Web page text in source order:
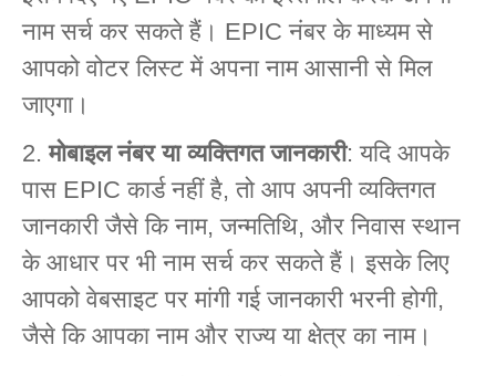
नाम सर्च कर सकते हैं। EPIC नंबर के माध्यम से
आपको वोटर लिस्ट में अपना नाम आसानी से मिल
जाएगा।
मोबाइल नंबर या व्यक्तिगत जानकारी: यदि आपके
पास EPIC कार्ड नहीं है, तो आप अपनी व्यक्तिगत
जानकारी जैसे कि नाम, जन्मतिथि, और निवास स्थान
के आधार पर भी नाम सर्च कर सकते हैं। इसके लिए
आपको वेबसाइट पर मांगी गई जानकारी भरनी होगी,
जैसे कि आपका नाम और राज्य या क्षेत्र का नाम।